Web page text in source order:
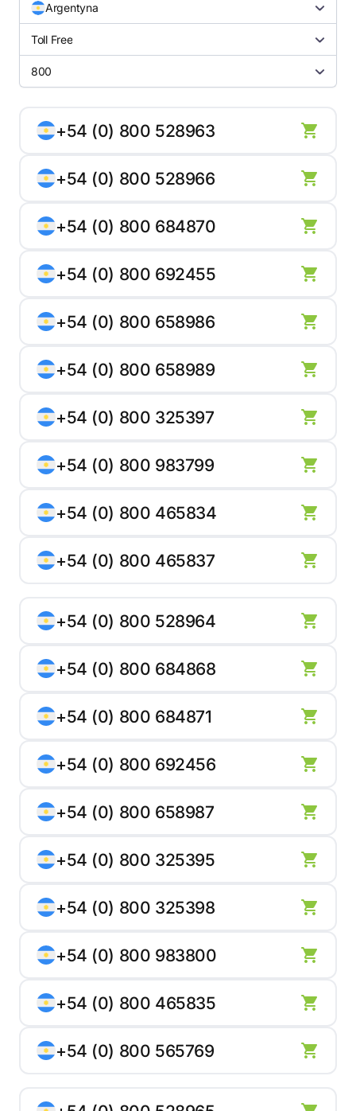
Argentyna
Toll Free
800
+54 (0) 800 528963
+54 (0) 800 528966
+54 (0) 800 684870
+54 (0) 800 692455
+54 (0) 800 658986
+54 (0) 800 658989
+54 (0) 800 325397
+54 (0) 800 983799
+54 (0) 800 465834
+54 (0) 800 465837
+54 (0) 800 528964
+54 (0) 800 684868
+54 (0) 800 684871
+54 (0) 800 692456
+54 (0) 800 658987
+54 (0) 800 325395
+54 (0) 800 325398
+54 (0) 800 983800
+54 (0) 800 465835
+54 (0) 800 565769